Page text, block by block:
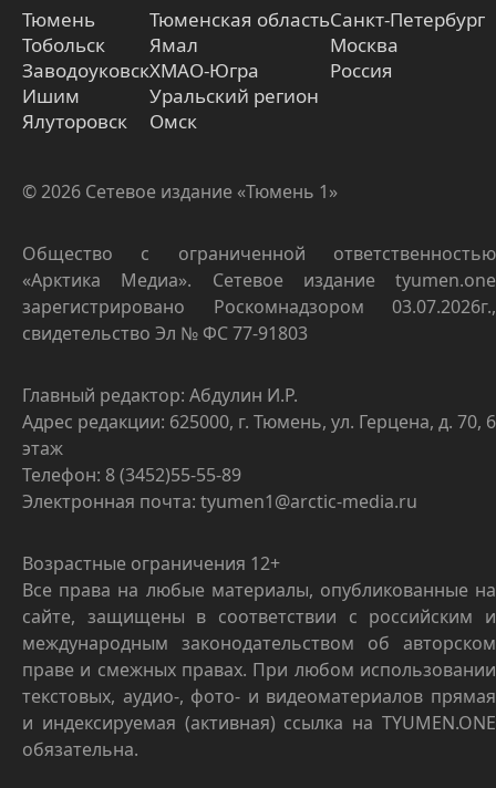
Тюмень
Тобольск
Заводоуковск
Ишим
Ялуторовск
Тюменская область
Ямал
ХМАО-Югра
Уральский регион
Омск
Санкт-Петербург
Москва
Россия
© 2026 Сетевое издание «Тюмень 1»
Общество с ограниченной ответственностью
«Арктика Медиа». Сетевое издание tyumen.one
зарегистрировано Роскомнадзором 03.07.2026г.,
свидетельство Эл № ФС 77-91803
Главный редактор: Абдулин И.Р.
Адрес редакции: 625000, г. Тюмень, ул. Герцена, д. 70, 6
этаж
Телефон: 8 (3452)55-55-89
Электронная почта: tyumen1@arctic-media.ru
Возрастные ограничения 12+
Все права на любые материалы, опубликованные на
сайте, защищены в соответствии с российским и
международным законодательством об авторском
праве и смежных правах. При любом использовании
текстовых, аудио-, фото- и видеоматериалов прямая
и индексируемая (активная) ссылка на TYUMEN.ONE
обязательна.